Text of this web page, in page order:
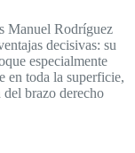
Manuel Rodríguez
decisivas: su
especialmente
en toda la superficie,
brazo derecho